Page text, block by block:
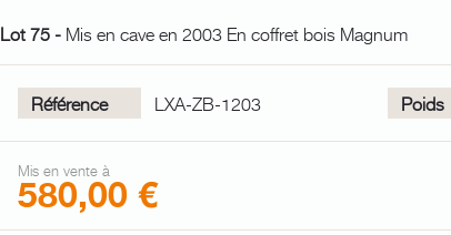
Lot 75 - Mis en cave en 2003 En coffret bois Magnum
Référence LXA-ZB-1203 Poids
Mis en vente à
580,00 €